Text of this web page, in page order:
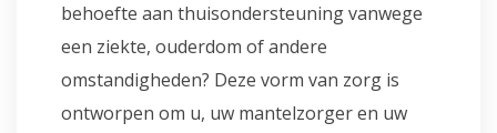
behoefte aan thuisondersteuning vanwege
een ziekte, ouderdom of andere
omstandigheden? Deze vorm van zorg is
ontworpen om u, uw mantelzorger en uw